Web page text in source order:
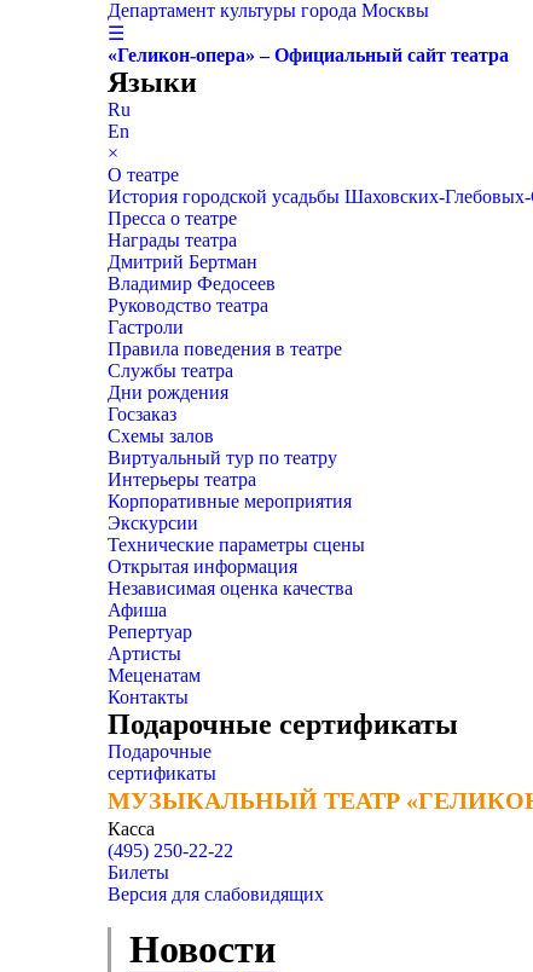
Департамент культуры города Москвы
☰
«Геликон-опера» – Официальный сайт театра
Языки
Ru
En
×
О театре
История городской усадьбы Шаховских-
Пресса о театре
Награды театра
Дмитрий Бертман
Владимир Федосеев
Руководство театра
Гастроли
Правила поведения в театре
Службы театра
Дни рождения
Госзаказ
Схемы залов
Виртуальный тур по театру
Интерьеры театра
Корпоративные мероприятия
Экскурсии
Технические параметры сцены
Открытая информация
Независимая оценка качества
Афиша
Репертуар
Артисты
Меценатам
Контакты
Подарочные сертификаты
Подарочные
сертификаты
МУЗЫКАЛЬНЫЙ ТЕАТР
МУЗЫКАЛЬНЫЙ ТЕАТР
Касса
(495) 250-22-22
Билеты
Версия для слабовидящих
Новости